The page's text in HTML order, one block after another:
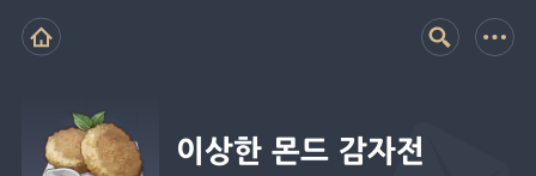
이상한 몬드 감자전